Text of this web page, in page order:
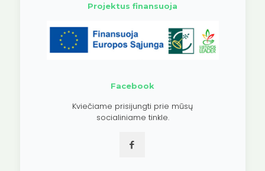
Projektus finansuoja
Facebook
Kviečiame prisijungti prie mūsų
socialiniame tinkle.